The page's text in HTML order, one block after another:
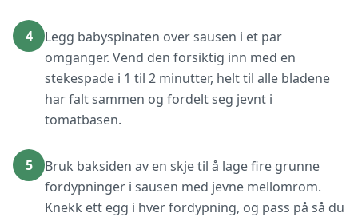
4
Legg babyspinaten over sausen i et par
omganger. Vend den forsiktig inn med en
stekespade i 1 til 2 minutter, helt til alle bladene
har falt sammen og fordelt seg jevnt i
tomatbasen.
5
Bruk baksiden av en skje til å lage fire grunne
fordypninger i sausen med jevne mellomrom.
Knekk ett egg i hver fordypning, og pass på så du